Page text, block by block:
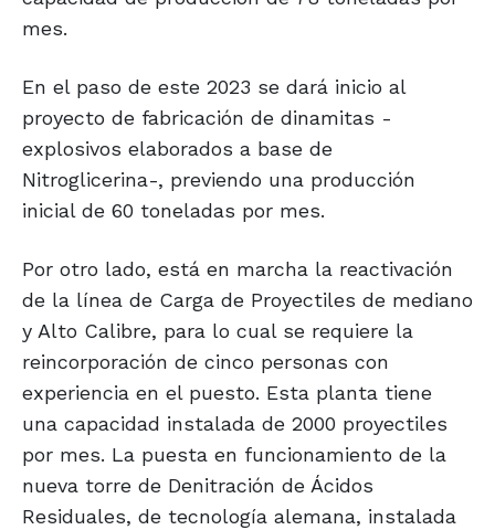
mes.
En el paso de este 2023 se dará inicio al
proyecto de fabricación de dinamitas -
explosivos elaborados a base de
Nitroglicerina-, previendo una producción
inicial de 60 toneladas por mes.
Por otro lado, está en marcha la reactivación
de la línea de Carga de Proyectiles de mediano
y Alto Calibre, para lo cual se requiere la
reincorporación de cinco personas con
experiencia en el puesto. Esta planta tiene
una capacidad instalada de 2000 proyectiles
por mes. La puesta en funcionamiento de la
nueva torre de Denitración de Ácidos
Residuales, de tecnología alemana, instalada